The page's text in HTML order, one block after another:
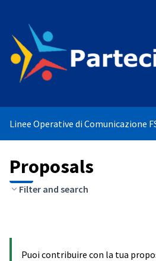
Linee Operative di Comunicazione
Proposals
Filter and search
Puoi contribuire con la tua